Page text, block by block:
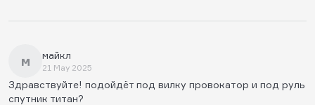
м майкл
21 May 2025
Здравствуйте! подойдёт под вилку провокатор и под руль
спутник титан?